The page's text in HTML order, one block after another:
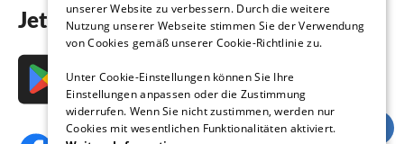
Jetzt die App downloaden
unserer Website zu verbessern. Durch die weitere
Nutzung unserer Webseite stimmen Sie der Verwendung
von Cookies gemäß unserer Cookie-Richtlinie zu.
Unter Cookie-Einstellungen können Sie Ihre
Einstellungen anpassen oder die Zustimmung
widerrufen. Wenn Sie nicht zustimmen, werden nur
Cookies mit wesentlichen Funktionalitäten aktiviert.